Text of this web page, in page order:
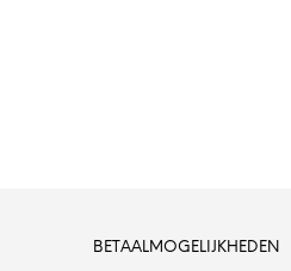
BETAALMOGELIJKHEDEN